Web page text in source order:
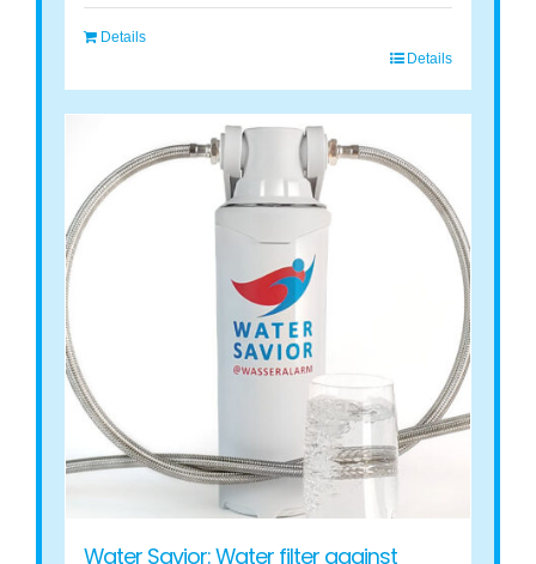
Details
Details
Water Savior: Water filter against